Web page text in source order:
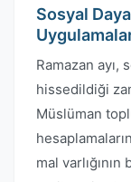
Sosyal
Ramazan ayı,
hissedildiği
Müslüman
mal